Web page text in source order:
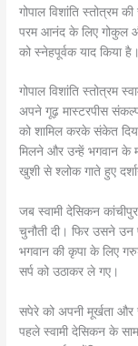
गोपाल विशांति स्तोत्रम
परम आनंद के लिए गोकुल और
को स्नेहपूर्वक याद किया है।
गोपाल विशांति स्तोत्रम
अपने गूढ़ मास्टरपीस संकल्प
को शामिल करके संकेत
मिलने और उन्हें भगवान के
खुशी से श्लोक गाते हुए
जब स्वामी देसिकन
चुनौती दी। फिर उसने उन
भगवान की कृपा के लिए
सर्प को उठाकर ले गए।
सपेरे को अपनी मूर्खता
पहले स्वामी देसिकन के